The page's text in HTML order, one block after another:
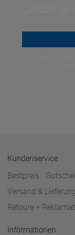
Kundenservice
Bestpreis
Versand &
Retoure +
Informationen